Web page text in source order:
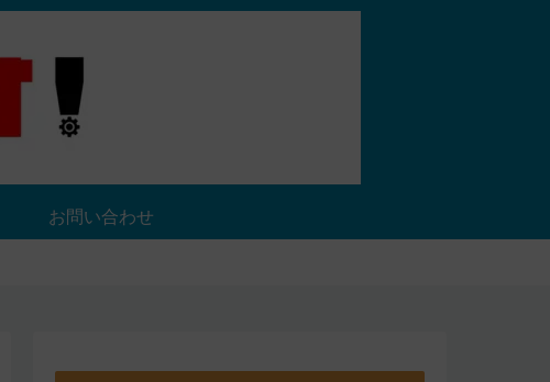
お問い合わせ